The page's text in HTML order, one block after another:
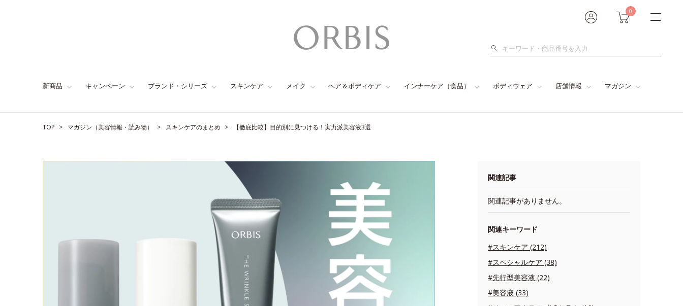
0
検
新商品 キャンペーン ブランド・シリーズ スキンケア メイク ヘア＆ボディケア インナーケア（食品） ボディウェア 店舗情報 マガジン
TOP マガジン（美容情報・読み物） スキンケアのまとめ 【徹底比較】目的別に見つける！実力派美容液3選
関連記事
関連記事がありません。
関連キーワード
#スキンケア (212)
#スペシャルケア (38)
#先行型美容液 (22)
#美容液 (33)